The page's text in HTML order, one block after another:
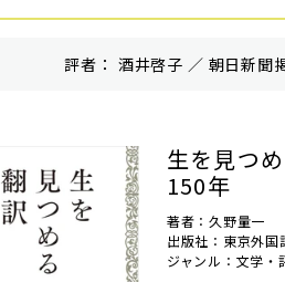
評者： 酒井啓子 ／ 朝⽇新聞
生を見つ
150年
著者：久野量一
出版社：東京外国
ジャンル：文学・